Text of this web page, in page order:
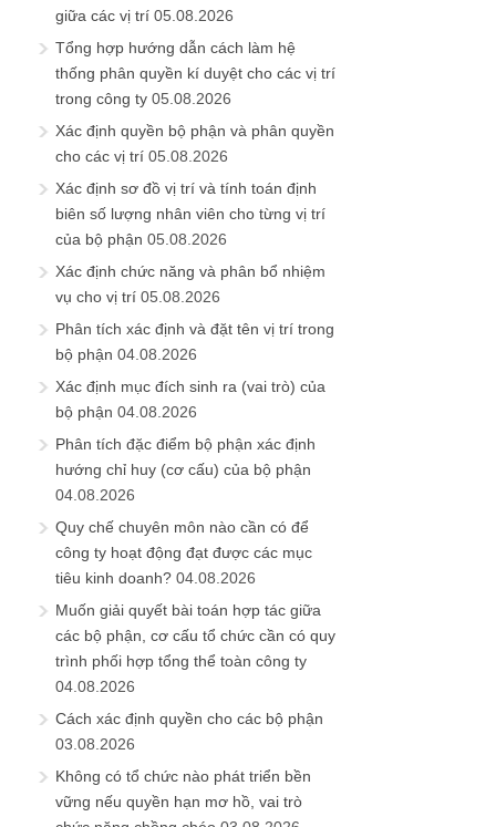
giữa các vị trí 05.08.2026
Tổng hợp hướng dẫn cách làm hệ
thống phân quyền kí duyệt cho các vị trí
trong công ty 05.08.2026
Xác định quyền bộ phận và phân quyền
cho các vị trí 05.08.2026
Xác định sơ đồ vị trí và tính toán định
biên số lượng nhân viên cho từng vị trí
của bộ phận 05.08.2026
Xác định chức năng và phân bổ nhiệm
vụ cho vị trí 05.08.2026
Phân tích xác định và đặt tên vị trí trong
bộ phận 04.08.2026
Xác định mục đích sinh ra (vai trò) của
bộ phận 04.08.2026
Phân tích đặc điểm bộ phận xác định
hướng chỉ huy (cơ cấu) của bộ phận
04.08.2026
Quy chế chuyên môn nào cần có để
công ty hoạt động đạt được các mục
tiêu kinh doanh? 04.08.2026
Muốn giải quyết bài toán hợp tác giữa
các bộ phận, cơ cấu tổ chức cần có quy
trình phối hợp tổng thể toàn công ty
04.08.2026
Cách xác định quyền cho các bộ phận
03.08.2026
Không có tổ chức nào phát triển bền
vững nếu quyền hạn mơ hồ, vai trò